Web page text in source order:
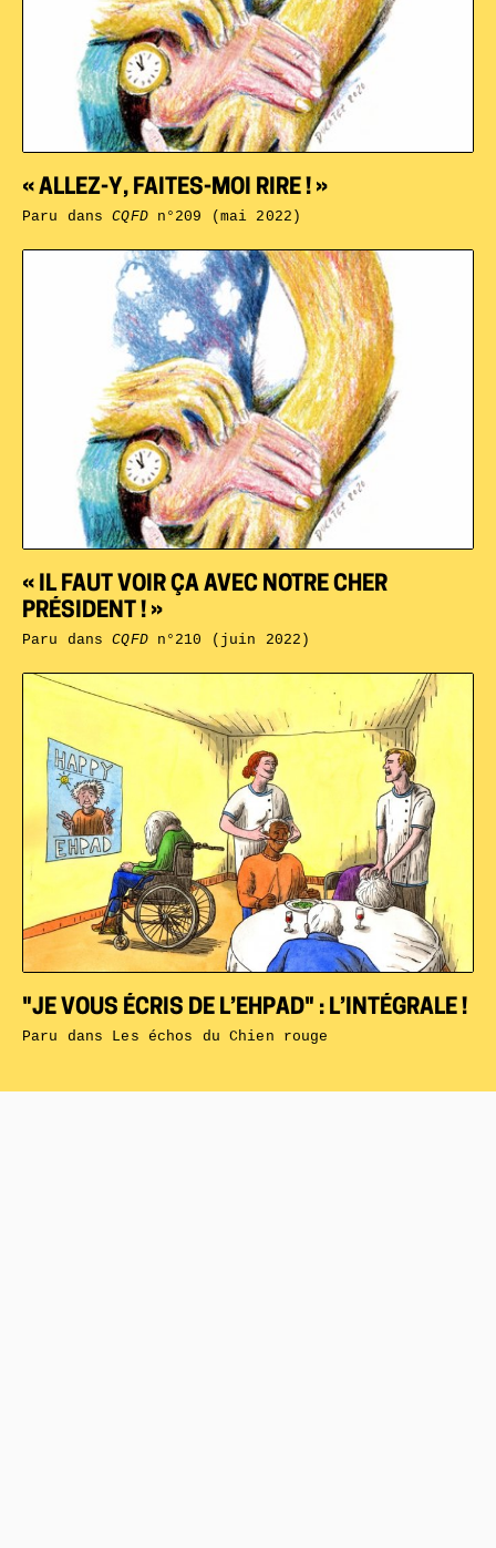
"JE VOUS ÉCRIS DE L’EHPAD" : L’INTÉGRALE !
Paru dans Les échos du Chien rouge
« IL FAUT VOIR ÇA AVEC NOTRE CHER
PRÉSIDENT ! »
Paru dansCQFDn°210 (juin 2022)
« ALLEZ-Y, FAITES-MOI RIRE ! »
Paru dansCQFDn°209 (mai 2022)